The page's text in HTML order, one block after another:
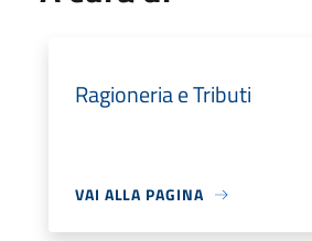
Ragioneria e Tributi
VAI ALLA PAGINA